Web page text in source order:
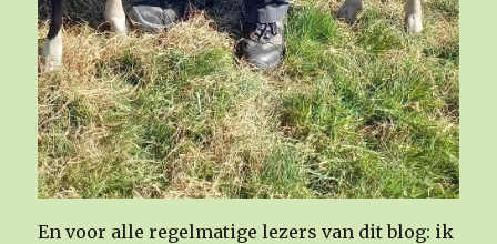
En voor alle regelmatige lezers van dit blog: ik